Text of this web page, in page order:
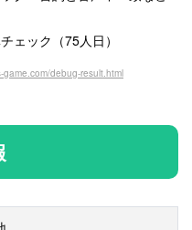
ェック（75人日）
game.com/debug-result.html